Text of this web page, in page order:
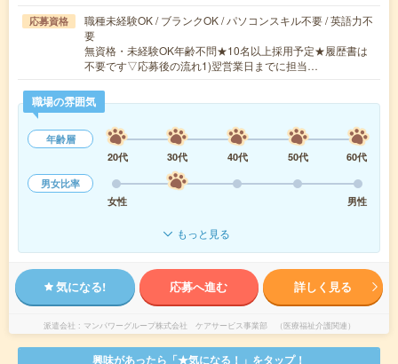
応募資格
職種未経験OK / ブランクOK / パソコンスキル不要 / 英語力不
要
無資格・未経験OK年齢不問★10名以上採用予定★履歴書は
不要です▽応募後の流れ1)翌営業日までに担当…
職場の雰囲気
年齢層
20代
30代 40代 50代
60代
男女比率
女性
男性
もっと見る
気になる! 応募へ進む 詳しく見る
派遣会社 マンパワーグループ株式会社 ケアサービス事業部 （医療福祉介護関連）
興味があったら「★気になる！」をタップ！